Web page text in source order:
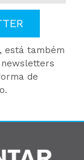
está também
de